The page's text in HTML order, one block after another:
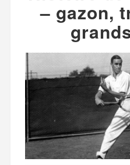
– gazon,